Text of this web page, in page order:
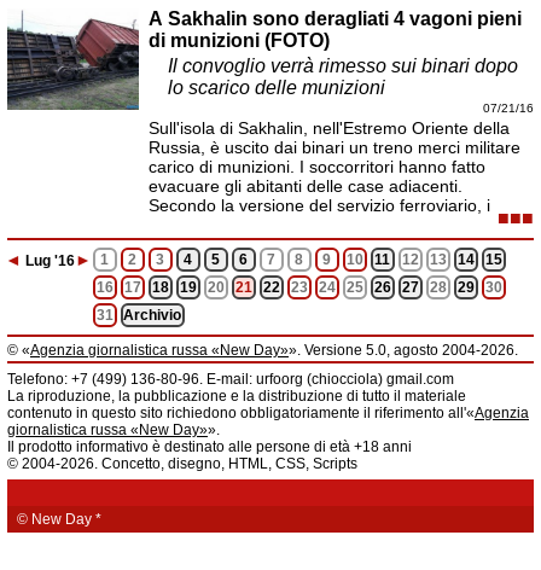
A Sakhalin sono deragliati 4 vagoni pieni
di munizioni (FOTO)
Il convoglio verrà rimesso sui binari dopo
lo scarico delle munizioni
07/21/16
Sull'isola di Sakhalin, nell'Estremo Oriente della
Russia, è uscito dai binari un treno merci militare
carico di munizioni. I soccorritori hanno fatto
evacuare gli abitanti delle case adiacenti.
Secondo la versione del servizio ferroviario, i
■■■
◄ Lug '16► 1 2 3 4 5 6 7 8 9 10 11 12 13 14
15
16
17 18 19 20 21 22 23 24 25 26 27 28 29
30
31
Archivio
© «Agenzia giornalistica russa «New Day»». Versione 5.0, agosto 2004-2026.
Informazioni
Agenzia giornalistica russa «New Day» registrata dal Servizio federale di
telecomunicazioni, tecnologie informatiche e mass media della Federazione
Russa. Certificato di registrazione dei mass media: EL № FS 77 - 61044 del 5
marzo 2015.
Fondatore: «New Day» S.r.l., indirizzo di redazione: 620014, città di
Ekaterinburgo, via Radišev, pal.6, scala «А», uff. 1104.
fornisce informazioni.
Telefono: +7 (499) 136-80-96. E-mail: urfoorg (chiocciola) gmail.com
La riproduzione, la pubblicazione e la distribuzione di tutto il materiale
contenuto in questo sito richiedono obbligatoriamente il riferimento all'«Agenzia
giornalistica russa «New Day»».
Il prodotto informativo è destinato alle persone di età +18 anni
© 2004-2026. Concetto, disegno, HTML, CSS, Scripts
© New Day *